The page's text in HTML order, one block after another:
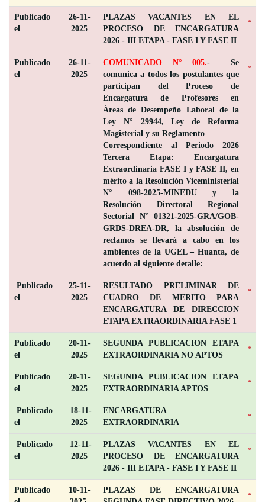
Publicado
el
26-11-
2025
PLAZAS VACANTES EN EL
PROCESO DE ENCARGATURA
2026 - III ETAPA - FASE I Y FASE II
Publicado
el
26-11-
2025
COMUNICADO N° 005.- Se
comunica a todos los postulantes que
participan del Proceso de
Encargatura de Profesores en
Áreas de Desempeño Laboral de la
Ley N° 29944, Ley de Reforma
Magisterial y su Reglamento
Correspondiente al Periodo 2026
Tercera Etapa: Encargatura
Extraordinaria FASE I y FASE II, en
mérito a la Resolución Viceministerial
N° 098-2025-MINEDU y la
Resolución Directoral Regional
Sectorial N° 01321-2025-GRA/GOB-
GRDS-DREA-DR, la absolución de
reclamos se llevará a cabo en los
ambientes de la UGEL – Huanta, de
acuerdo al siguiente detalle:
Publicado
el
25-11-
2025
RESULTADO PRELIMINAR DE
CUADRO DE MERITO PARA
ENCARGATURA DE DIRECCION
ETAPA EXTRAORDINARIA FASE 1
Publicado
el
20-11-
2025
SEGUNDA PUBLICACION ETAPA
EXTRAORDINARIA NO APTOS
Publicado
el
20-11-
2025
SEGUNDA PUBLICACION ETAPA
EXTRAORDINARIA APTOS
Publicado
el
18-11-
2025
ENCARGATURA
EXTRAORDINARIA
Publicado
el
12-11-
2025
PLAZAS VACANTES EN EL
PROCESO DE ENCARGATURA
2026 - III ETAPA - FASE I Y FASE II
Publicado
10-11-
PLAZAS DE ENCARGATURA